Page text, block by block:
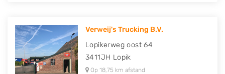
Verweij's Trucking B.V.
Lopikerweg oost 64
3411JH Lopik
Op 18,75 km afstand